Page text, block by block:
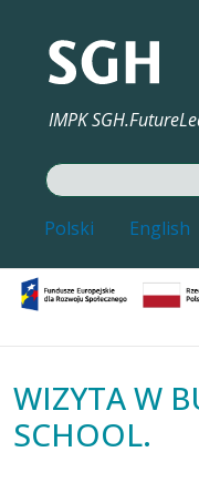
IMPK
Search
Polski English
Image
WIZYTA W
SCHOOL.